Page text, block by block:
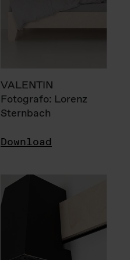
VALENTIN
Fotografo: Lorenz
Sternbach
Download